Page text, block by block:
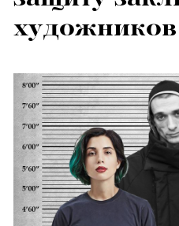
художников